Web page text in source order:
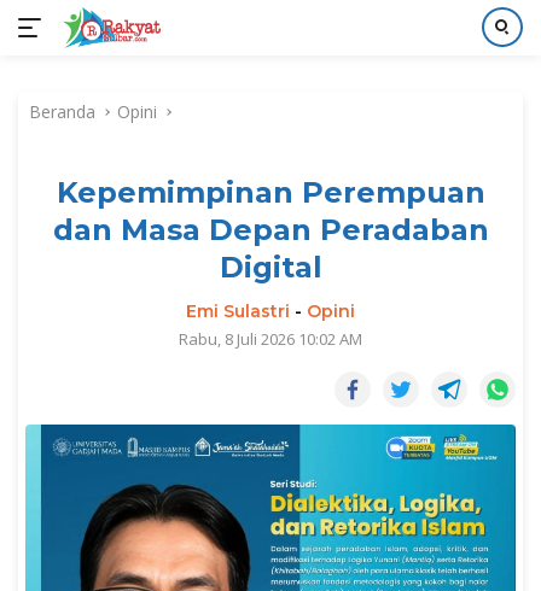
kontenBeranda Opini
Kepemimpinan Perempuan
dan Masa Depan Peradaban
Digital
Emi Sulastri - Opini
Rabu, 8 Juli 2026 10:02 AM